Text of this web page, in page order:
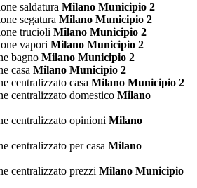
saldatura Milano Municipio 2
segatura Milano Municipio 2
trucioli Milano Municipio 2
vapori Milano Municipio 2
bagno Milano Municipio 2
casa Milano Municipio 2
centralizzato casa Milano Municipio 2
centralizzato domestico Milano
centralizzato opinioni Milano
centralizzato per casa Milano
centralizzato prezzi Milano Municipio